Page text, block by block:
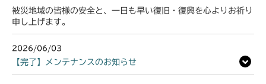
被災地域の皆様の安全と、一日も早い復旧・復興を心よりお祈り
申し上げます。
2026/06/03
【完了】メンテナンスのお知らせ